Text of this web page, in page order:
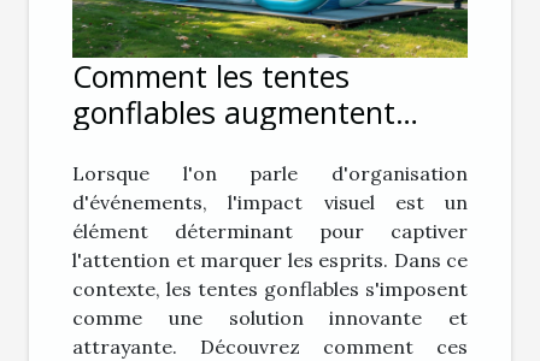
Comment les tentes
gonflables augmentent
d'événements
Lorsque l'on parle d'organisation
d'événements, l'impact visuel est un
élément déterminant pour captiver
l'attention et marquer les esprits. Dans ce
contexte, les tentes gonflables s'imposent
comme une solution innovante et
attrayante. Découvrez comment ces